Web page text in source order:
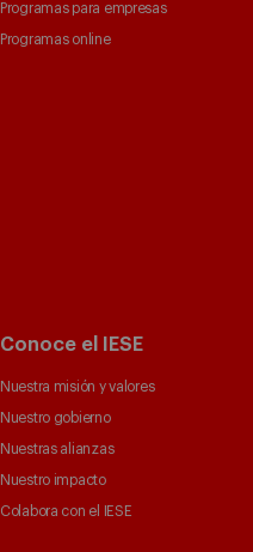
Programas para empresas
Programas online
Conoce el IESE
Nuestra misión y valores
Nuestro gobierno
Nuestras alianzas
Nuestro impacto
Colabora con el IESE